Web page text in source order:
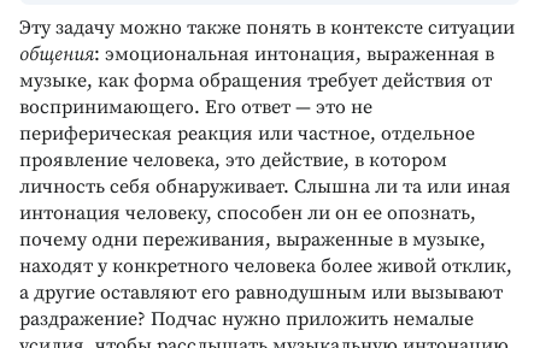
Эту задачу можно также понять в контексте ситуации
общения: эмоциональная интонация, выраженная в
музыке, как форма обращения требует действия от
воспринимающего. Его ответ — это не
периферическая реакция или частное, отдельное
проявление человека, это действие, в котором
личность себя обнаруживает. Слышна ли та или иная
интонация человеку, способен ли он ее опознать,
почему одни переживания, выраженные в музыке,
находят у конкретного человека более живой отклик,
а другие оставляют его равнодушным или вызывают
раздражение? Подчас нужно приложить немалые